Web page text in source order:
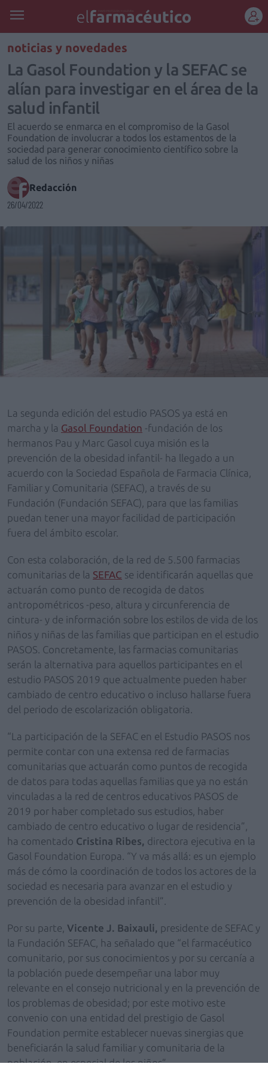
REGÍSTRATE
noticias y novedades
La Gasol Foundation y la SEFAC se
alían para investigar en el área de la
salud infantil
El acuerdo se enmarca en el compromiso de la Gasol
Foundation de involucrar a todos los estamentos de la
sociedad para generar conocimiento científico sobre la
salud de los niños y niñas
Redacción
26/04/2022
La segunda edición del estudio PASOS ya está en
marcha y la Gasol Foundation -fundación de los
hermanos Pau y Marc Gasol cuya misión es la
prevención de la obesidad infantil- ha llegado a un
acuerdo con la Sociedad Española de Farmacia Clínica,
Familiar y Comunitaria (SEFAC), a través de su
Fundación (Fundación SEFAC), para que las familias
puedan tener una mayor facilidad de participación
fuera del ámbito escolar.
Con esta colaboración, de la red de 5.500 farmacias
comunitarias de la SEFAC se identificarán aquellas que
actuarán como punto de recogida de datos
antropométricos -peso, altura y circunferencia de
cintura- y de información sobre los estilos de vida de los
niños y niñas de las familias que participan en el estudio
PASOS. Concretamente, las farmacias comunitarias
serán la alternativa para aquellos participantes en el
estudio PASOS 2019 que actualmente pueden haber
cambiado de centro educativo o incluso hallarse fuera
del periodo de escolarización obligatoria.
“La participación de la SEFAC en el Estudio PASOS nos
permite contar con una extensa red de farmacias
comunitarias que actuarán como puntos de recogida
de datos para todas aquellas familias que ya no están
vinculadas a la red de centros educativos PASOS de
2019 por haber completado sus estudios, haber
cambiado de centro educativo o lugar de residencia”,
ha comentado Cristina Ribes, directora ejecutiva en la
Gasol Foundation Europa. “Y va más allá: es un ejemplo
más de cómo la coordinación de todos los actores de la
sociedad es necesaria para avanzar en el estudio y
prevención de la obesidad infantil”.
Por su parte, Vicente J. Baixauli, presidente de SEFAC y
la Fundación SEFAC, ha señalado que “el farmacéutico
comunitario, por sus conocimientos y por su cercanía a
la población puede desempeñar una labor muy
relevante en el consejo nutricional y en la prevención de
los problemas de obesidad; por este motivo este
convenio con una entidad del prestigio de Gasol
Foundation permite establecer nuevas sinergias que
beneficiarán la salud familiar y comunitaria de la
población, en especial de los niños”.